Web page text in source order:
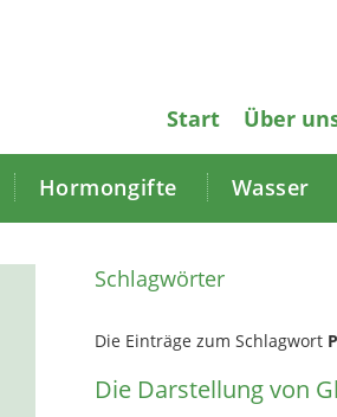
Start Über
Hormongifte Wasser
Schlagwörter
Die Einträge zum Schlagwort
Die Darstellung von